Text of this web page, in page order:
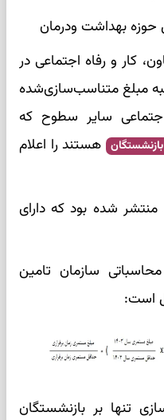
حوزه بهداشت ودرمان
کار و رفاه اجتماعی در
مبلغ متناسب‌سازی‌شده‌
سایر سطوح که
هستند را اعلام
شده بود که دارای
سازمان تامین
است:
تنها بر بازنشستگان